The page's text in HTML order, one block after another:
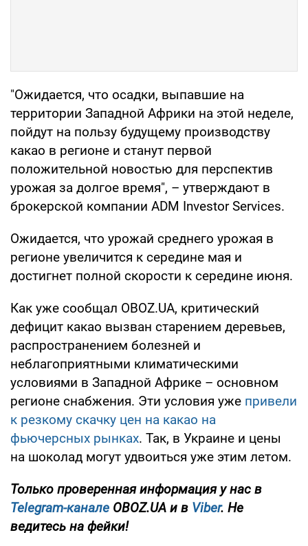
"Ожидается, что осадки, выпавшие на
территории Западной Африки на этой неделе,
пойдут на пользу будущему производству
какао в регионе и станут первой
положительной новостью для перспектив
урожая за долгое время", – утверждают в
брокерской компании ADM Investor Services.
Ожидается, что урожай среднего урожая в
регионе увеличится к середине мая и
достигнет полной скорости к середине июня.
Как уже сообщал OBOZ.UA, критический
дефицит какао вызван старением деревьев,
распространением болезней и
неблагоприятными климатическими
условиями в Западной Африке – основном
регионе снабжения. Эти условия уже привели
к резкому скачку цен на какао на
фьючерсных рынках. Так, в Украине и цены
на шоколад могут удвоиться уже этим летом.
Только проверенная информация у нас в
Telegram-канале OBOZ.UA и в Viber. Не
ведитесь на фейки!